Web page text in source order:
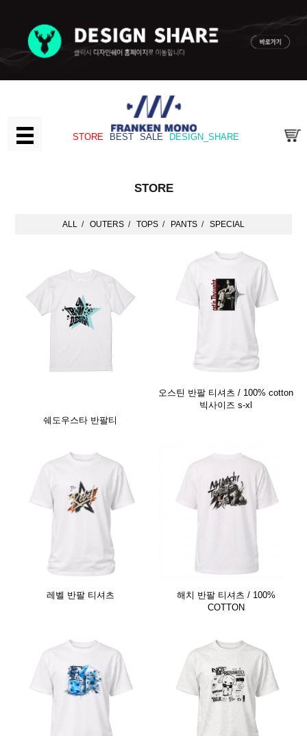
STORE BEST SALE DESIGN_SHARE
STORE
ALL / OUTERS / TOPS / PANTS / SPECIAL
쉐도우스타 반팔티
오스틴 반팔 티셔츠 / 100% cotton
빅사이즈 s-xl
레벨 반팔 티셔츠
해치 반팔 티셔츠 / 100%
COTTON